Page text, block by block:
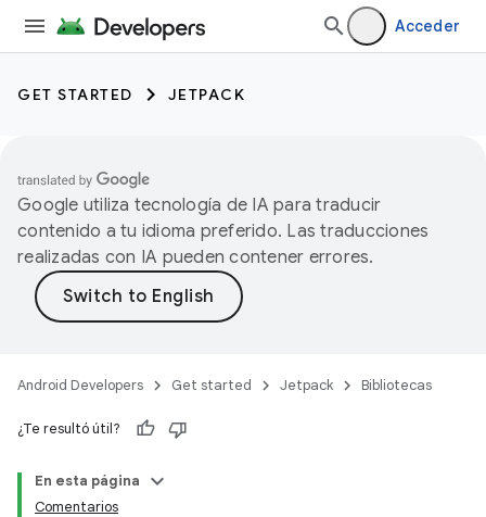
Acceder
GET STARTED JETPACK
Google utiliza tecnología de IA para traducir
contenido a tu idioma preferido. Las traducciones
realizadas con IA pueden contener errores.
Android Developers Get started Jetpack Bibliotecas
¿Te resultó útil?
En esta página
Comentarios